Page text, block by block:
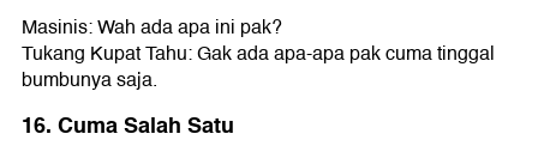
Masinis: Wah ada apa ini pak?
Tukang Kupat Tahu: Gak ada apa-apa pak cuma tinggal
bumbunya saja.
16. Cuma Salah Satu